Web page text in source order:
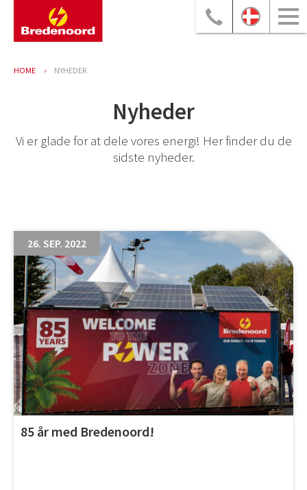
HOME NYHEDER
Nyheder
Vi er glade for at dele vores energi! Her finder du de
sidste nyheder.
26. SEP. 2022
85 år med Bredenoord!